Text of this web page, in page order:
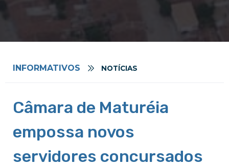
INFORMATIVOS NOTÍCIAS
Câmara de Maturéia
empossa novos
servidores concursados